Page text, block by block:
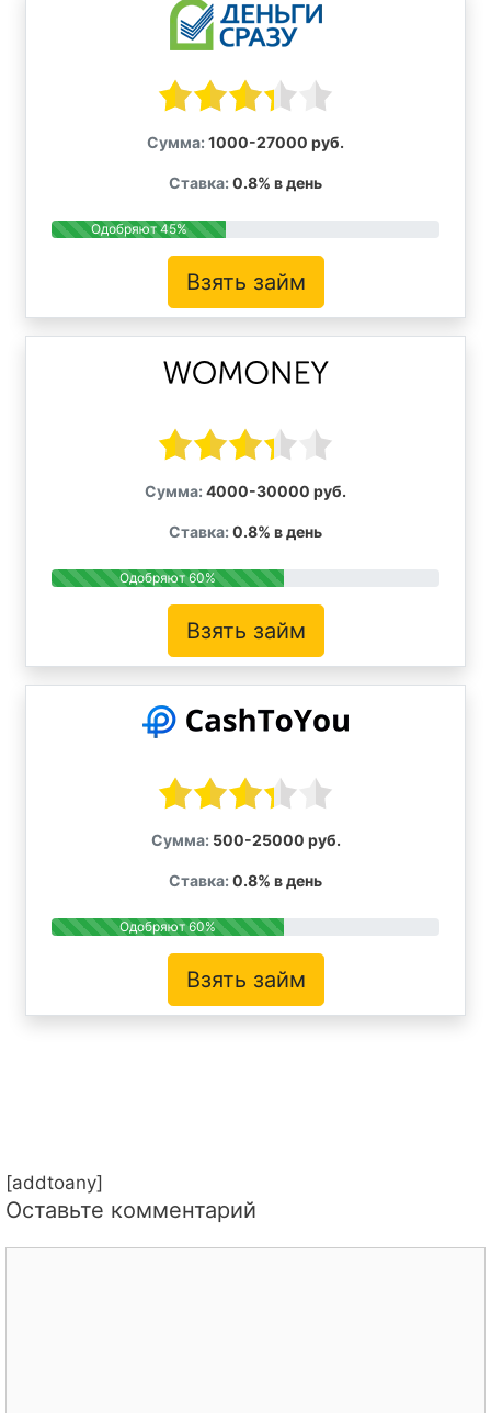
Сумма: 1000-27000 руб.
Ставка: 0.8% в день
Одобряют 45%
Взять займ
Сумма: 4000-30000 руб.
Ставка: 0.8% в день
Одобряют 60%
Взять займ
Сумма: 500-25000 руб.
Ставка: 0.8% в день
Одобряют 60%
Взять займ
[addtoany]
Оставьте комментарий